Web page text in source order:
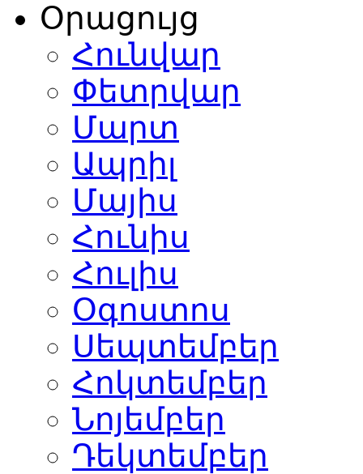
Օրացույց
Հունվար
Փետրվար
Մարտ
Ապրիլ
Մայիս
Հունիս
Հուլիս
Օգոստոս
Սեպտեմբեր
Հոկտեմբեր
Նոյեմբեր
Դեկտեմբեր